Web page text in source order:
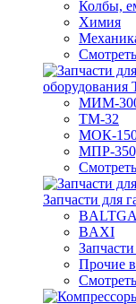
Колбы,
Химия
МИМ-
ТМ-32
МОК-
МПР-
Запчасти для
BAXI
Прочие